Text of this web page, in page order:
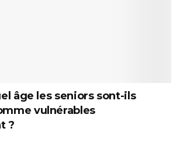
âge les seniors sont-ils
vulnérables
?